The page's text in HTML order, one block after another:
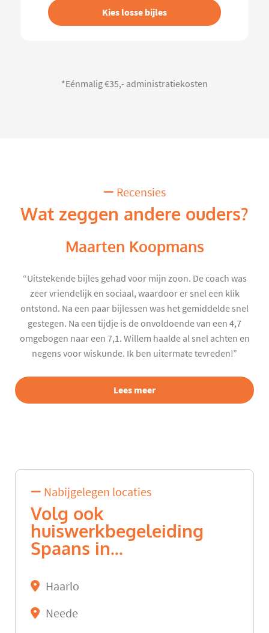
Kies losse bijles
*Eénmalig €35,- administratiekosten
Recensies
Wat zeggen andere ouders?
Maarten Koopmans
“Uitstekende bijles gehad voor mijn zoon. De coach was
zeer vriendelijk en sociaal, waardoor er snel een klik
ontstond. Na een paar bijlessen was het gemiddelde snel
gestegen. Na een tijdje is de onvoldoende van een 4,7
omgebogen naar een 7,1. Willem haalde al snel achten en
negens voor wiskunde. Ik ben uitermate tevreden!”
Lees meer
Nabijgelegen locaties
Volg ook
huiswerkbegeleiding
Spaans in...
Haarlo
Neede